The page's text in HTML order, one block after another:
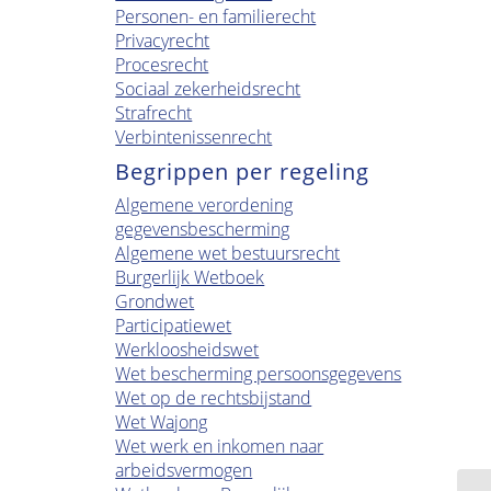
Personen- en familierecht
Privacyrecht
Procesrecht
Sociaal zekerheidsrecht
Strafrecht
Verbintenissenrecht
Begrippen per regeling
Algemene verordening
gegevensbescherming
Algemene wet bestuursrecht
Burgerlijk Wetboek
Grondwet
Participatiewet
Werkloosheidswet
Wet bescherming persoonsgegevens
Wet op de rechtsbijstand
Wet Wajong
Wet werk en inkomen naar
arbeidsvermogen